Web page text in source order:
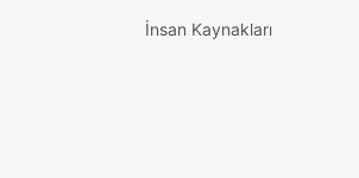
İnsan Kaynakları